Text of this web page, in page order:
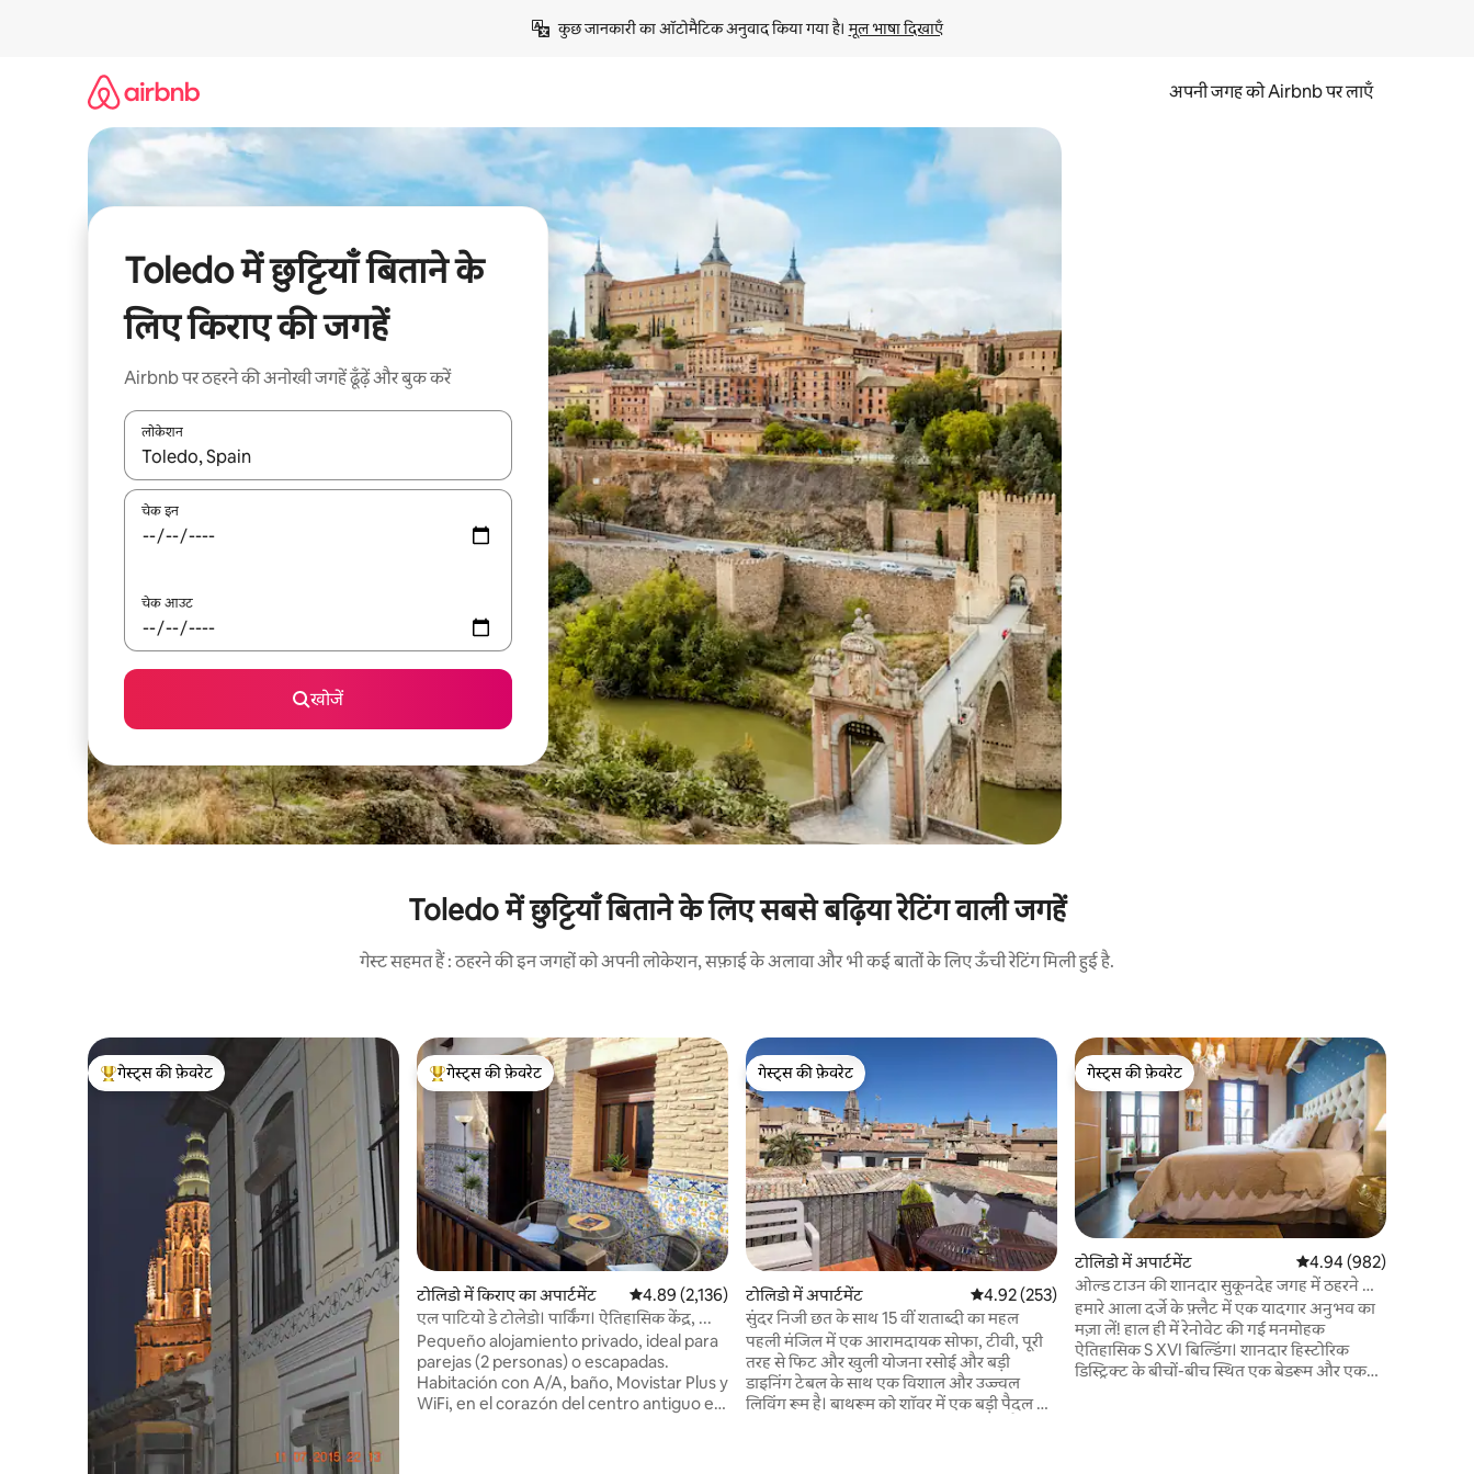
कुछ जानकारी का ऑटोमैटिक अनुवाद किया गया है। मूल भाषा दिखाएँ
अपनी जगह को Airbnb पर लाएँ
Toledo में छुट्टियाँ बिताने के
लिए किराए की जगहें
Airbnb पर ठहरने की अनोखी जगहें ढूँढ़ें और बुक करें
लोकेशन
नतीजों के उपलब्ध होने पर, अप और डाउन 'ऐरो की' का इस्तेमाल करके नेविगेट करें या टच या फिर स्वाइप जेस्चर का इस्तेमाल करके एक्सप्लोर करें।
चेक इन
चेक आउट
खोजें
Toledo में छुट्टियाँ बिताने के लिए सबसे बढ़िया रेटिंग वाली जगहें
गेस्ट सहमत हैं : ठहरने की इन जगहों को अपनी लोकेशन, सफ़ाई के अलावा और भी कई बातों के लिए ऊँची रेटिंग मिली हुई है.
गेस्ट्स का टॉप फ़ेवरेट
गेस्ट्स की फ़ेवरेट
गेस्ट्स का टॉप फ़ेवरेट
गेस्ट्स की फ़ेवरेट
टोलिडो में किराए का अपार्टमेंट औसत रेटिंग 5 में से 4.89, 2,136 समीक्षाएँ
4.89 (2,136)
एल पाटियो डे टोलेडो। पार्किंग। ऐतिहासिक केंद्र, ...
Pequeño alojamiento privado, ideal para
parejas (2 personas) o escapadas.
Habitación con A/A, baño, Movistar Plus y
WiFi, en el corazón del centro antiguo en
गेस्ट्स की फ़ेवरेट
गेस्ट्स की फ़ेवरेट
टोलिडो में अपार्टमेंट औसत रेटिंग 5 में से 4.92, 253 समीक्षाएँ
4.92 (253)
सुंदर निजी छत के साथ 15 वीं शताब्दी का महल
पहली मंजिल में एक आरामदायक सोफा, टीवी, पूरी
तरह से फिट और खुली योजना रसोई और बड़ी
डाइनिंग टेबल के साथ एक विशाल और उज्ज्वल
लिविंग रूम है। बाथरूम को शॉवर में एक बड़ी पैदल दूरी
गेस्ट्स की फ़ेवरेट
गेस्ट्स की फ़ेवरेट
टोलिडो में अपार्टमेंट औसत रेटिंग 5 में से 4.94,
4.94 (982)
ओल्ड टाउन की शानदार सुकूनदेह जगह में ठहरने का
शानदार अनुभव
हमारे आला दर्जे के फ़्लैट में एक यादगार अनुभव का
मज़ा लें! हाल ही में रेनोवेट की गई मनमोहक
ऐतिहासिक S XVI बिल्डिंग। शानदार हिस्टोरिक
डिस्ट्रिक्ट के बीचों-बीच स्थित एक बेडरूम और एक